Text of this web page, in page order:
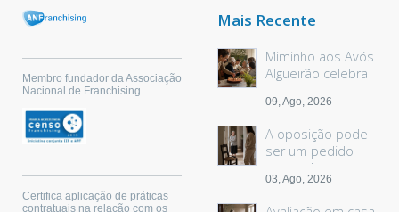
Membro fundador da Associação
Nacional de Franchising
Certifica aplicação de práticas
contratuais na relação com os
Mais Recente
Miminho aos Avós
Algueirão celebra
18 anos
09, Ago, 2026
A oposição pode
ser um pedido
sem palavras
03, Ago, 2026